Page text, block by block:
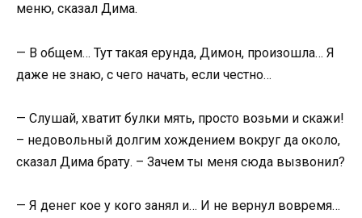
меню, сказал Дима.
— В общем… Тут такая ерунда, Димон, произошла… Я
даже не знаю, с чего начать, если честно…
— Слушай, хватит булки мять, просто возьми и скажи!
– недовольный долгим хождением вокруг да около,
сказал Дима брату. – Зачем ты меня сюда вызвонил?
— Я денег кое у кого занял и… И не вернул вовремя…